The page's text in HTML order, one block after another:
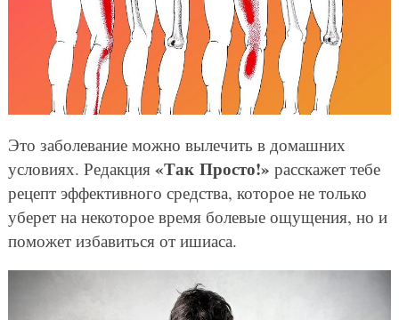
Это заболевание можно вылечить в домашних
условиях. Редакция «Так Просто!» расскажет тебе
рецепт эффективного средства, которое не только
уберет на некоторое время болевые ощущения, но и
поможет избавиться от ишиаса.